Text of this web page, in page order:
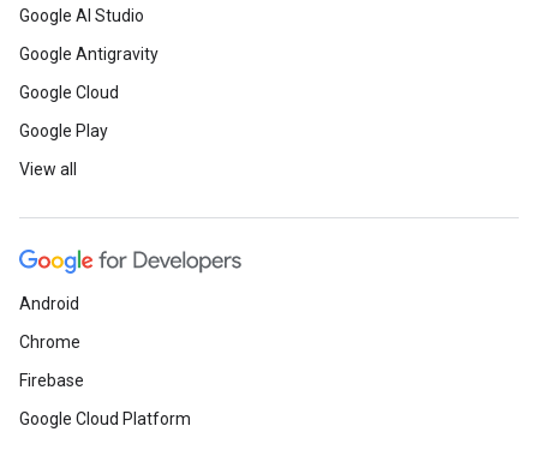
Google AI Studio
Google Antigravity
Google Cloud
Google Play
View all
Android
Chrome
Firebase
Google Cloud Platform